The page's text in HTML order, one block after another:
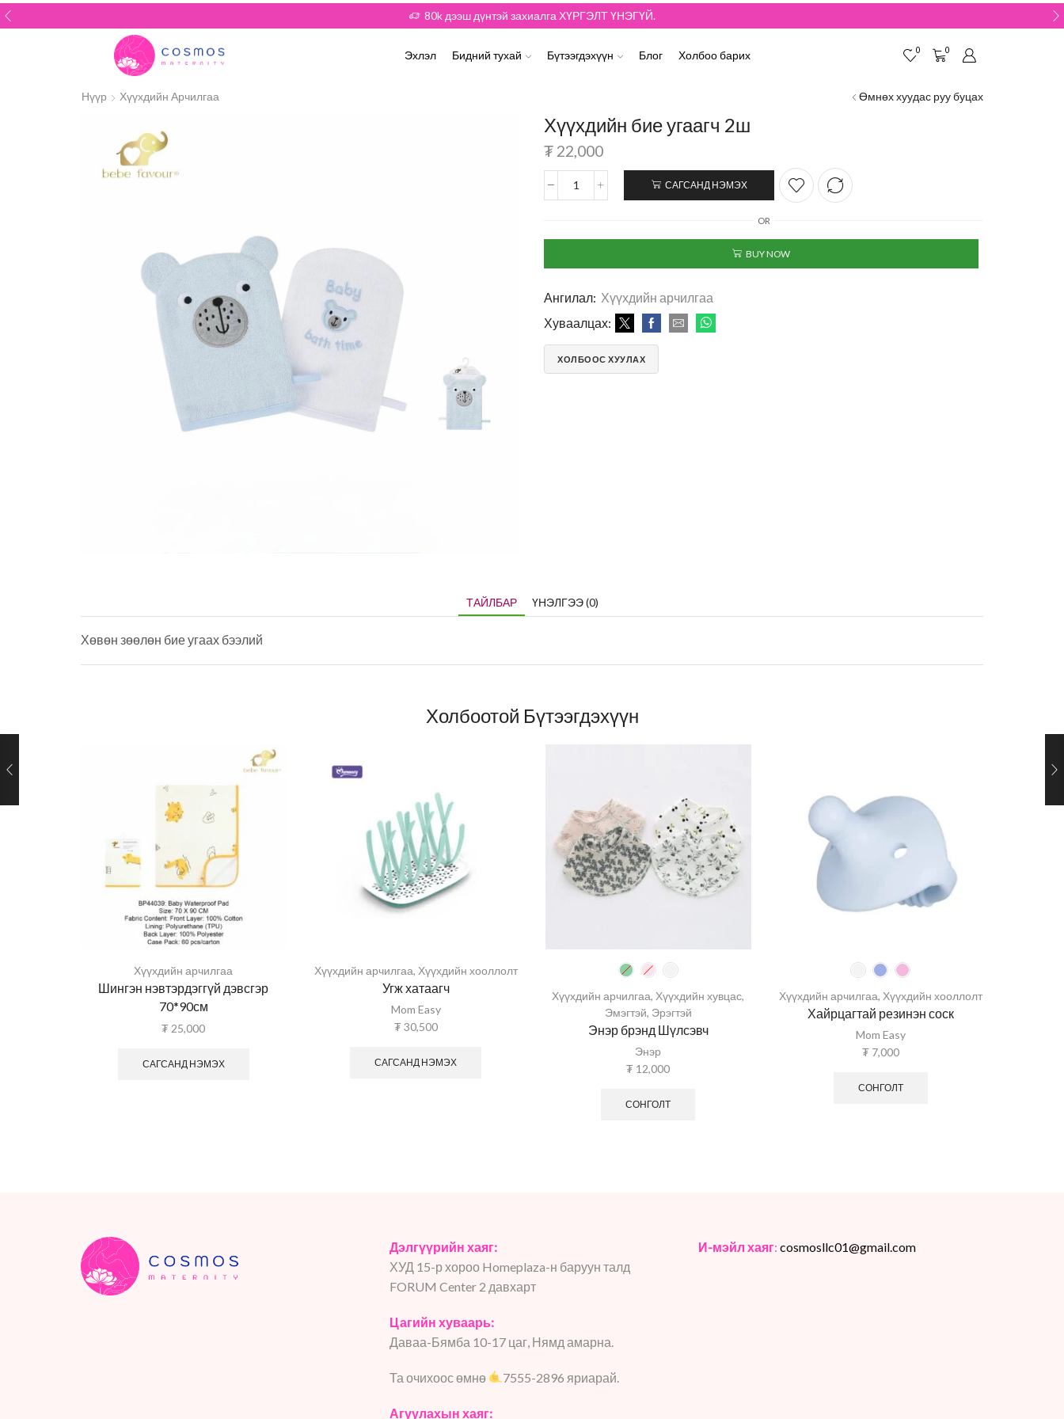
80k дээш дүнтэй захиалга ХҮРГЭЛТ ҮНЭГҮЙ.
Эхлэл Бидний тухай Бүтээгдэхүүн Блог Холбоо барих 0 0
Нүүр Хүүхдийн Арчилгаа Өмнөх хуудас руу буцах
Хүүхдийн бие угаагч 2ш
₮ 22,000
САГСАНД НЭМЭХ
OR
BUY NOW
Ангилал: Хүүхдийн арчилгаа
Хуваалцах:
ХОЛБООС ХУУЛАХ
ТАЙЛБАР ҮНЭЛГЭЭ (0)
Хөвөн зөөлөн бие угаах бээлий
Холбоотой Бүтээгдэхүүн
Хүүхдийн арчилгаа
Шингэн нэвтэрдэггүй дэвсгэр
70*90см
₮ 25,000
САГСАНД НЭМЭХ
Хүүхдийн арчилгаа, Хүүхдийн хооллолт
Угж хатаагч
Mom Easy
₮30,500
САГСАНД НЭМЭХ
Хүүхдийн арчилгаа, Хүүхдийн хувцас,
Эмэгтэй, Эрэгтэй
Энэр брэнд Шүлсэвч
Энэр
₮ 12,000
СОНГОЛТ
Хүүхдийн арчилгаа, Хүүхдийн хооллолт
Хайрцагтай резинэн соск
Mom Easy
₮7,000
СОНГОЛТ
Дэлгүүрийн хаяг:
ХУД 15-р хороо Homeplaza-н баруун талд
FORUM Center 2 давхарт
Цагийн хуваарь:
Даваа-Бямба 10-17 цаг, Нямд амарна.
Та очихоос өмнө 7555-2896 яриарай.
Агуулахын хаяг:
И-мэйл хаяг: cosmosllc01@gmail.com